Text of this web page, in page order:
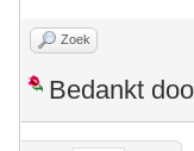
Zoek
Bedankt